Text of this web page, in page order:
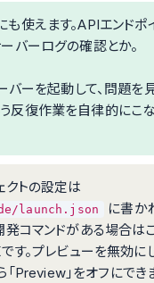
も使えます。APIエンドポ
ーバーログの確認とか。
ーを起動して、問題を
反復作業を自律的にこ
クトの設定は
launch.json
に書か
発コマンドがある場合は
す。プレビューを無効に
Preview」をオフにでき